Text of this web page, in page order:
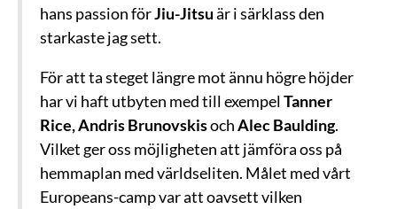
hans passion förJiu-Jitsuär i särklass den
starkaste jag sett.
För att ta steget längre mot ännu högre höjder
har vi haft utbyten med till exempelTanner
Rice, Andris BrunovskisochAlec Baulding.
Vilket ger oss möjligheten att jämföra oss på
hemmaplan med världseliten. Målet med vårt
Europeans-camp var att oavsett vilken